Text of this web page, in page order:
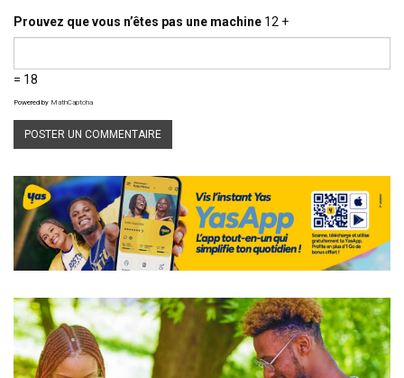
Prouvez que vous n’êtes pas une machine 12 +
= 18
Powered by MathCaptcha